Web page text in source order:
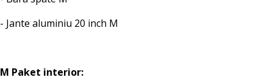
- Jante aluminiu 20 inch M
M Paket interior: